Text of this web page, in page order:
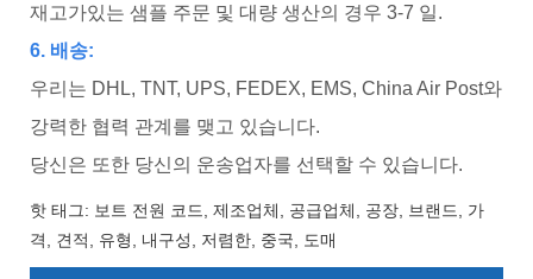
재고가있는 샘플 주문 및 대량 생산의 경우 3-7 일.
6. 배송:
우리는 DHL, TNT, UPS, FEDEX, EMS, China Air Post와
강력한 협력 관계를 맺고 있습니다.
당신은 또한 당신의 운송업자를 선택할 수 있습니다.
핫 태그: 보트 전원 코드, 제조업체, 공급업체, 공장, 브랜드, 가
격, 견적, 유형, 내구성, 저렴한, 중국, 도매